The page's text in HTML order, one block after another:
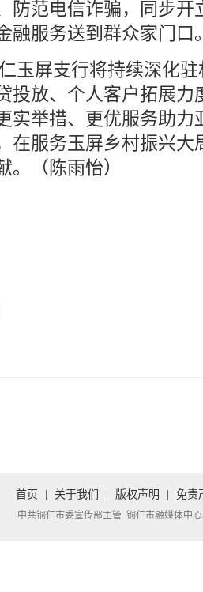
防范电信诈骗，同步开
融服务送到群众家门口
玉屏支行将持续深化
投放、个人客户拓展力
实举措、更优服务助力
在服务玉屏乡村振兴大
。（陈雨怡）
首页 关于我们 版权声明 免责
中共铜仁市委宣传部主管 铜仁市融媒体中心